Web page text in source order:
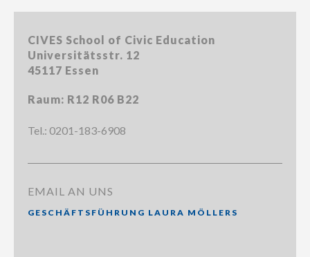
CIVES School of Civic Education
Universitätsstr. 12
45117 Essen
Raum: R12 R06 B22
Tel.: 0201-183-6908
EMAIL AN UNS
GESCHÄFTSFÜHRUNG LAURA MÖLLERS